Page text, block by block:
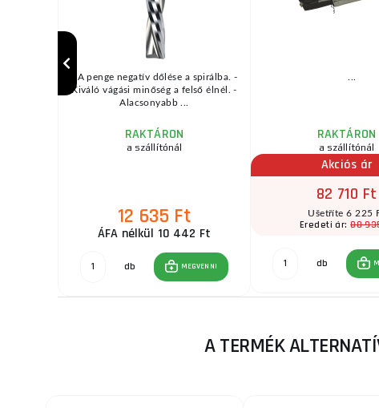
- A penge negatív dőlése a spirálba. -
Kiváló vágási minőség a felső élnél. -
Alacsonyabb ...
RAKTÁRON
a szállítónál
12 635 Ft
ÁFA nélkül 10 442 Ft
db MEGVENNI
RAKTÁRON
a szállítónál
Akciós ár
82 710 Ft
Ušetříte 6 225
Eredeti ár:88
db
A TERMÉK